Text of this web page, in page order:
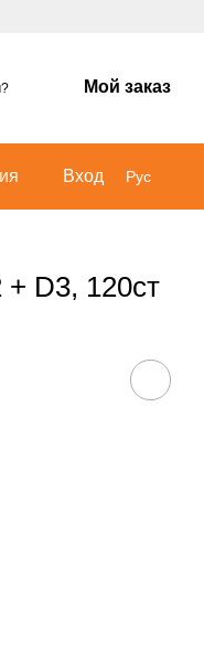
Мой заказ
Вход Рус
D3, 120ст